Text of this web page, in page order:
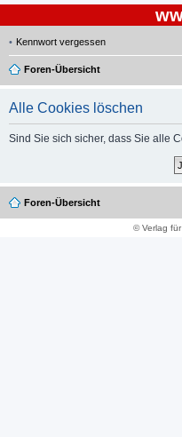
Kennwort vergessen
Foren-Übersicht
Alle Cookies löschen
Sind Sie sich sicher, dass Sie alle
Foren-Übersicht
© Verlag